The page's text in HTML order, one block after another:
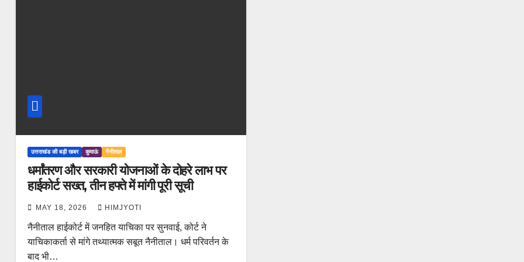
उत्तराखंड की बड़ी खबर कुमाऊं नैनीताल
धर्मांतरण और सरकारी योजनाओं के दोहरे लाभ पर
हाईकोर्ट सख्त, तीन हफ्ते में मांगी पूरी सूची
MAY 18, 2026 HIMJYOTI
नैनीताल हाईकोर्ट में जनहित याचिका पर सुनवाई, कोर्ट ने
याचिकाकर्ता से मांगे तथ्यात्मक सबूत नैनीताल। धर्म परिवर्तन के
बाद भी…